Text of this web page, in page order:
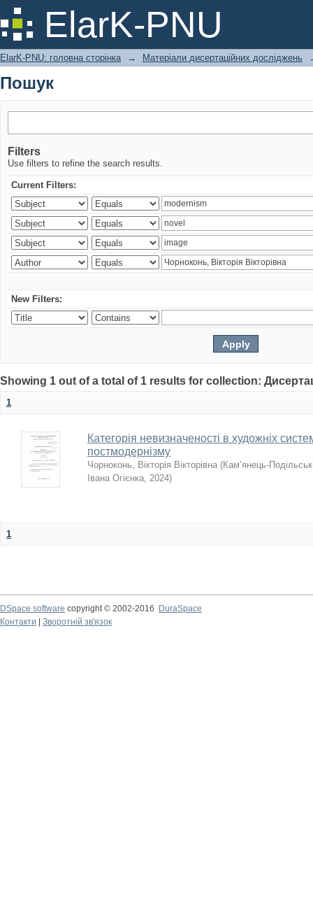
ElarK-PNU
Пошук
ElarK-PNU: головна сторінка → Матеріали дисертаційних досліджень
Пошук
Filters
Use filters to refine the search results.
Current Filters:
New Filters:
Showing 1 out of a total of 1 results for collection:
1
Категорія невизначеності в художніх
постмодернізму
Чорноконь, Вікторія Вікторівна (Кам’янець-
Івана Огієнка, 2024)
1
DSpace software copyright © 2002-2016
DuraSpace
Контакти
Зворотній зв'язок